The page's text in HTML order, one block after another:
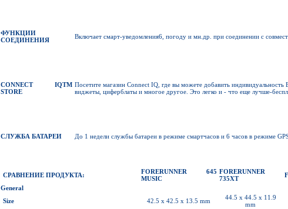
ФУНКЦИИ
СОЕДИНЕНИЯ
Включает смарт-уведомления6, погоду и мн.др. при соединении с
CONNECT IQTM
STORE
Посетите магазин Connect IQ, где вы можете добавить
виджеты, циферблаты и многое другое. Это легко и - что еще лучше-
СЛУЖБА БАТАРЕИ До 1 недели службы батареи в режиме смартчасов и 6 часов в режиме
СРАВНЕНИЕ ПРОДУКТА:
FORERUNNER 645
MUSIC
FORERUNNER
735XT
General
Size
42.5 x 42.5 x 13.5 mm
44.5 x 44.5 x 11.9
mm